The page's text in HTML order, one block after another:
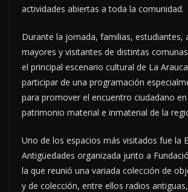
actividades abiertas a toda la comunidad.
Durante la jornada, familias, estudiantes,
mayores y visitantes de distintas
el principal escenario cultural de La
participar de una programación
para promover el encuentro ciudadano
patrimonio material e inmaterial de la
Uno de los espacios más visitados fue la
Antigüedades organizada junto a
la que reunió una variada colección de
y de colección, entre ellos radios